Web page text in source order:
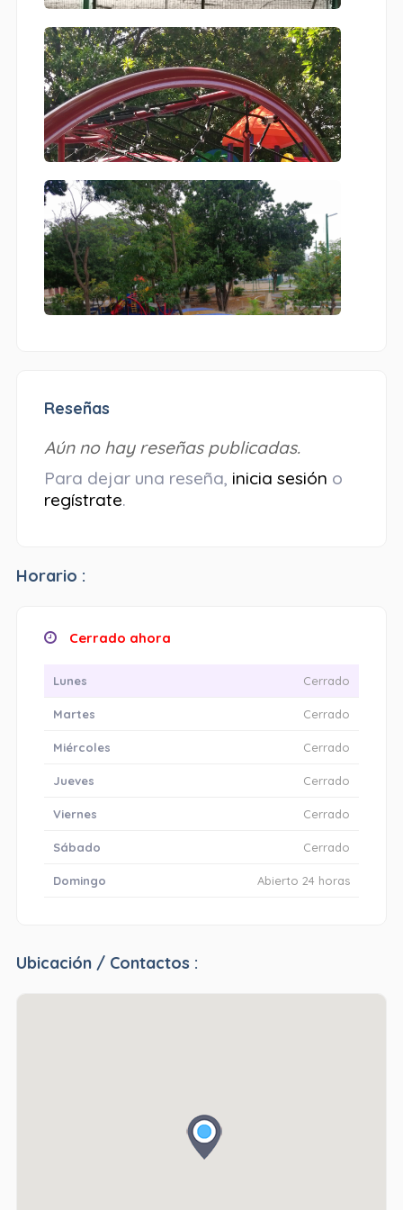
Reseñas
Aún no hay reseñas publicadas.
Para dejar una reseña, inicia sesión o
regístrate.
Horario :
Cerrado ahora
Lunes Cerrado
Martes Cerrado
Miércoles Cerrado
Jueves Cerrado
Viernes Cerrado
Sábado Cerrado
Domingo Abierto 24 horas
Ubicación / Contactos :